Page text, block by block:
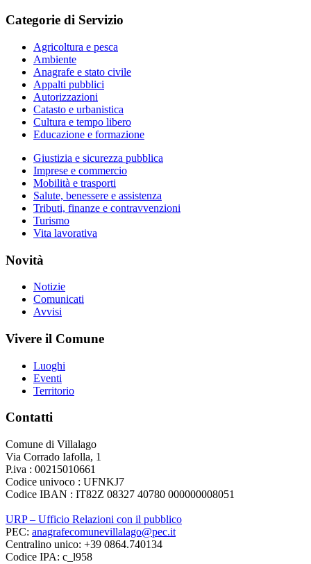
Categorie di Servizio
Agricoltura e pesca
Ambiente
Anagrafe e stato civile
Appalti pubblici
Autorizzazioni
Catasto e urbanistica
Cultura e tempo libero
Educazione e formazione
Giustizia e sicurezza pubblica
Imprese e commercio
Mobilità e trasporti
Salute, benessere e assistenza
Tributi, finanze e contravvenzioni
Turismo
Vita lavorativa
Novità
Notizie
Comunicati
Avvisi
Vivere il Comune
Luoghi
Eventi
Territorio
Contatti
Comune di Villalago
Via Corrado Iafolla, 1
P.iva : 00215010661
Codice univoco : UFNKJ7
Codice IBAN : IT82Z 08327 40780 000000008051
URP – Ufficio Relazioni con il pubblico
PEC: anagrafecomunevillalago@pec.it
Centralino unico: +39 0864.740134
Codice IPA: c_l958